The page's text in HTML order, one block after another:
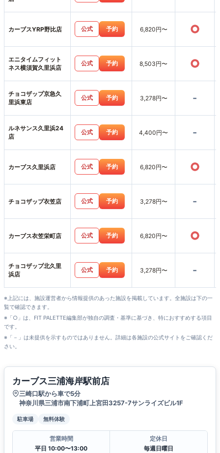
カーブスYRP野比店 公式 予約 6,820円〜 ○
エニタイムフィット
ネス横須賀久里浜店
公式 予約 8,503円〜 ○
チョコザップ京急久
里浜東店
公式 予約 3,278円〜 -
ルネサンス久里浜24
店
公式 予約 4,400円〜 -
カーブス久里浜店 公式 予約 6,820円〜 ○
チョコザップ衣笠店 公式 予約 3,278円〜 -
カーブス衣笠栄町店 公式 予約 6,820円〜 ○
チョコザップ北久里
浜店
公式 予約 3,278円〜 -
※上記には、施設運営者から情報提供のあった施設を掲載しています。全施設は下の一
覧で確認できます。
※「○」は、FIT PALETTE編集部が独自の調査・基準に基づき、特におすすめする項目
です。
※「－」は未提供を示すものではありません。詳細は各施設の公式サイトをご確認くだ
さい。
カーブス三浦海岸駅前店
三崎口駅から車で5分
神奈川県三浦市南下浦町上宮田3257-7サンライズビル1F
駐車場 無料体験
営業時間
平日 10:00〜13:00
定休日
毎週日曜日